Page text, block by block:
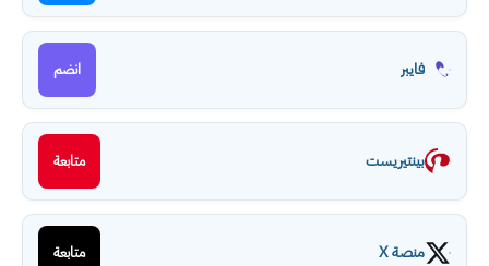
فايبر انضم
بينتيريست متابعة
منصة X متابعة